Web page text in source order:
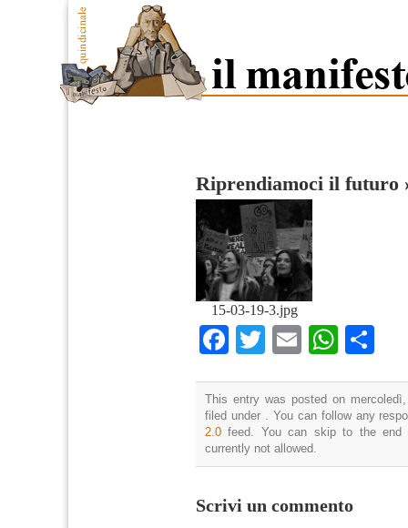
Riprendiamoci il futuro
15-03-19-3.jpg
Facebook
TwitterEmail
This entry was posted on
filed under . You can follow any
2.0 feed. You can skip to the end
currently not allowed.
Scrivi un commento